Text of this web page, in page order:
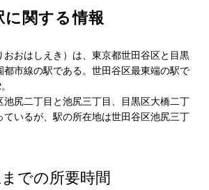
に関する情報
おはしえき）は、東京都世田谷区と目黒
市線の駅である。世田谷区最東端の駅で
尻二丁目と池尻三丁目、目黒区大橋二丁
ているが、駅の所在地は世田谷区池尻三丁
での所要時間